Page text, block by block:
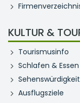
KULTUR &
Tourismusinfo
Schlafen & Essen
Ausflugsziele